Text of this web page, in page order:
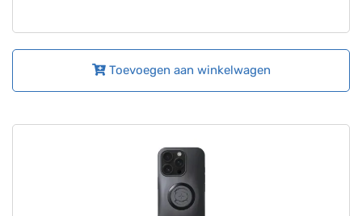
Toevoegen aan winkelwagen